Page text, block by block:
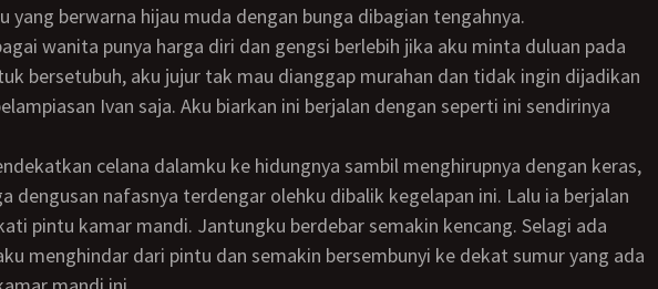
yang berwarna hijau muda dengan bunga dibagian tengahnya.
bersetubuh, aku jujur tak mau dianggap murahan dan tidak ingin dijadikan
Ivan saja. Aku biarkan ini berjalan dengan seperti ini sendirinya
dengusan nafasnya terdengar olehku dibalik kegelapan ini. Lalu ia berjalan
pintu kamar mandi. Jantungku berdebar semakin kencang. Selagi ada
menghindar dari pintu dan semakin bersembunyi ke dekat sumur yang ada